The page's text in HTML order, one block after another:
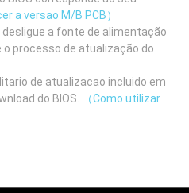
a versao M/B PCB）
desligue a fonte de alimentação
processo de atualização do
de atualizacao incluido em
do BIOS.
（Como utilizar